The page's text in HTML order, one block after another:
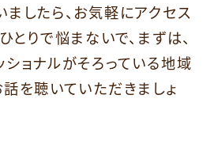
したら、お気軽にアクセス
とりで悩まないで、まずは、
ョナルがそろっている地域
を聴いていただきましょ